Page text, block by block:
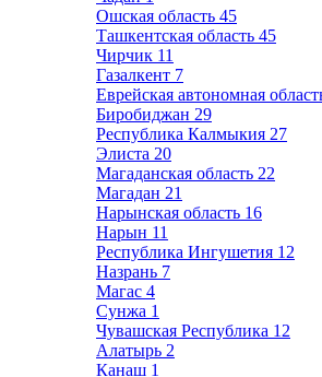
Ошская область 45
Ташкентская область 45
Чирчик 11
Газалкент 7
Еврейская автономная
Биробиджан 29
Республика Калмыкия 27
Элиста 20
Магаданская область 22
Магадан 21
Нарынская область 16
Нарын 11
Республика Ингушетия 12
Назрань 7
Магас 4
Сунжа 1
Чувашская Республика 12
Алатырь 2
Канаш 1